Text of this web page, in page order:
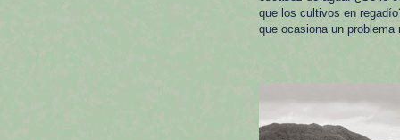
que los cultivos en
que ocasiona un problema